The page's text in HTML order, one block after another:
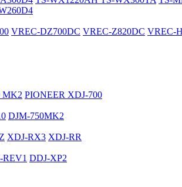
VREC-DZ700DC VREC-Z820DC VREC-
MK2 PIONEER XDJ-700
DJM-750MK2
XDJ-RX3 XDJ-RR
REV1 DDJ-XP2